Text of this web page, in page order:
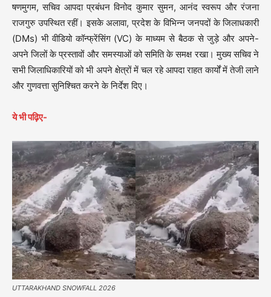
षणमुगम, सचिव आपदा प्रबंधन विनोद कुमार सुमन, आनंद स्वरूप और रंजना
राजगुरु उपस्थित रहीं। इसके अलावा, प्रदेश के विभिन्न जनपदों के जिलाधकारी
(DMs) भी वीडियो कॉन्फ्रेंसिंग (VC) के माध्यम से बैठक से जुड़े और अपने-
अपने जिलों के प्रस्तावों और समस्याओं को समिति के समक्ष रखा। मुख्य सचिव ने
सभी जिलाधिकारियों को भी अपने क्षेत्रों में चल रहे आपदा राहत कार्यों में तेजी लाने
और गुणवत्ता सुनिश्चित करने के निर्देश दिए।
ये भी पढ़िए-
UTTARAKHAND SNOWFALL 2026